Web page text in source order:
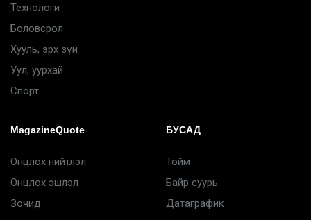
Технологи
Боловсрол
Хууль, эрх зүй
Уул, уурхай
Спорт
MagazineQuote
Онцлох нийтлэл
Онцлох эшлэл
Зочид
БУСАД
Тойм
Байр суурь
Датаграфик